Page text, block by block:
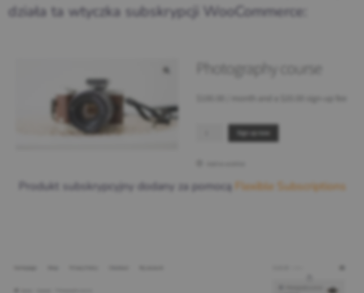
działa ta wtyczka subskrypcji WooCommerce:
Produkt subskrypcyjny dodany za pomocą Flexible Subscriptions